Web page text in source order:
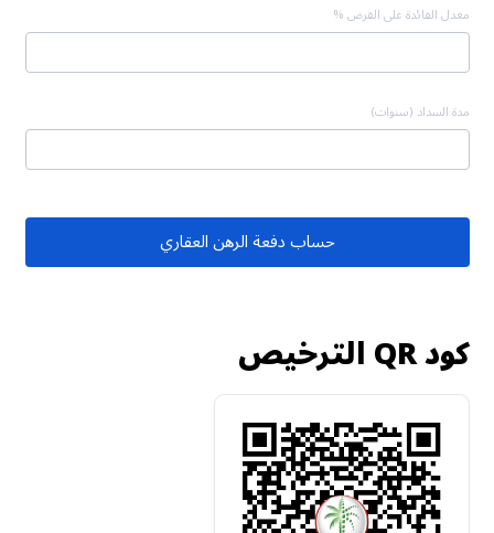
معدل الفائدة على القرض %
مدة السداد (سنوات)
حساب دفعة الرهن العقاري
كود QR الترخيص